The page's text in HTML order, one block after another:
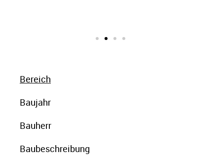
Bereich
Baujahr
Bauherr
Baubeschreibung